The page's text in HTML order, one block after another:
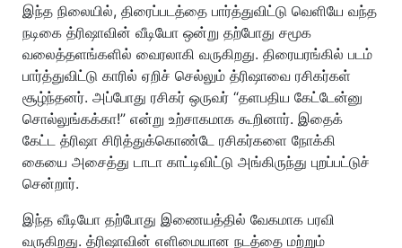
இந்த நிலையில், திரைப்படத்தை பார்த்துவிட்டு வெளியே வந்த
நடிகை த்ரிஷாவின் வீடியோ ஒன்று தற்போது சமூக
வலைத்தளங்களில் வைரலாகி வருகிறது. திரையரங்கில் படம்
பார்த்துவிட்டு காரில் ஏறிச் செல்லும் த்ரிஷாவை ரசிகர்கள்
சூழ்ந்தனர். அப்போது ரசிகர் ஒருவர் “தளபதிய கேட்டேன்னு
சொல்லுங்கக்கா!” என்று உற்சாகமாக கூறினார். இதைக்
கேட்ட த்ரிஷா சிரித்துக்கொண்டே ரசிகர்களை நோக்கி
கையை அசைத்து டாடா காட்டிவிட்டு அங்கிருந்து புறப்பட்டுச்
சென்றார்.
இந்த வீடியோ தற்போது இணையத்தில் வேகமாக பரவி
வருகிறது. த்ரிஷாவின் எளிமையான நடத்தை மற்றும்